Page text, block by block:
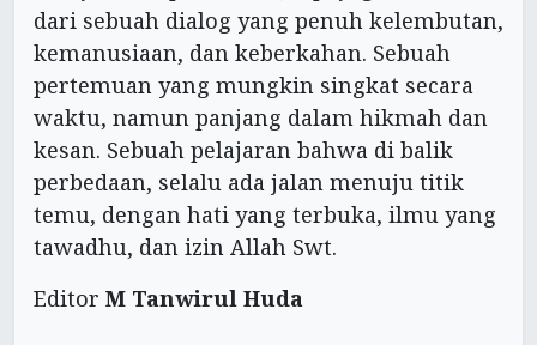
dari sebuah dialog yang penuh kelembutan,
kemanusiaan, dan keberkahan. Sebuah
pertemuan yang mungkin singkat secara
waktu, namun panjang dalam hikmah dan
kesan. Sebuah pelajaran bahwa di balik
perbedaan, selalu ada jalan menuju titik
temu, dengan hati yang terbuka, ilmu yang
tawadhu, dan izin Allah Swt.
Editor M Tanwirul Huda